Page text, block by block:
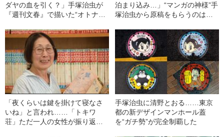
ダヤの血を引く？」手塚治虫が
『週刊文春』で描いた“オトナ
泊まり込み…」“マンガの神様”手
塚治虫から原稿をもらうのはど
「夜くらいは鍵を掛けて寝なさ
いね」と言われ……「トキワ
荘」ただ一人の女性が振り返る
手塚治虫に清野とおる……東京
都の新デザインマンホール蓋
を“ガチ勢”が完全制覇した